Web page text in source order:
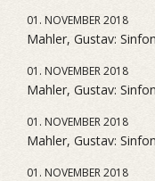
01. NOVEMBER 2018
Mahler, Gustav:
01. NOVEMBER 2018
Mahler, Gustav:
01. NOVEMBER 2018
Mahler, Gustav:
01. NOVEMBER 2018